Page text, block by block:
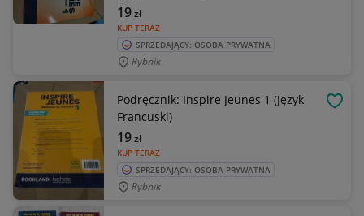
KUP TERAZ
19zł
SPRZEDAJĄCY: OSOBA PRYWATNA
Rybnik
Podręcznik: Inspire Jeunes 1 (Język
Francuski)
KUP TERAZ
19zł
SPRZEDAJĄCY: OSOBA PRYWATNA
Rybnik